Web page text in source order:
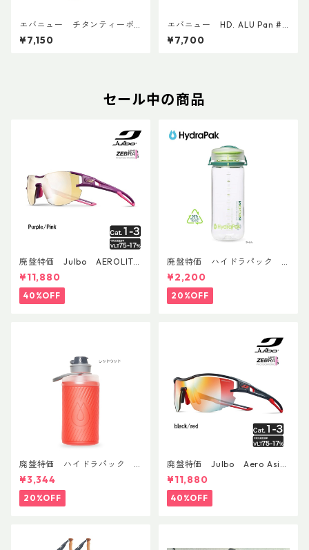
エバニュー チタンティーポ
ット500 ECA545
¥7,150
エバニュー HD. ALU Pan #1
8 EBY634
¥7,700
セール中の商品
廃盤特価 Julbo AEROLITE
AsianFit
¥11,880
40%OFF
廃盤特価 ハイドラパック
リーコン ツイスト＆シップ 50
0ml
¥2,200
20%OFF
廃盤特価 ハイドラパック
フラックス 750ml
¥3,344
20%OFF
廃盤特価 Julbo Aero Asia
nFit
¥11,880
40%OFF